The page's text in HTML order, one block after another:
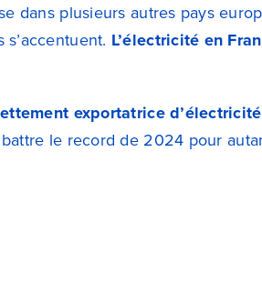
dans plusieurs autres pays
L’électricité en
exportatrice d’électricité
le record de 2024 pour